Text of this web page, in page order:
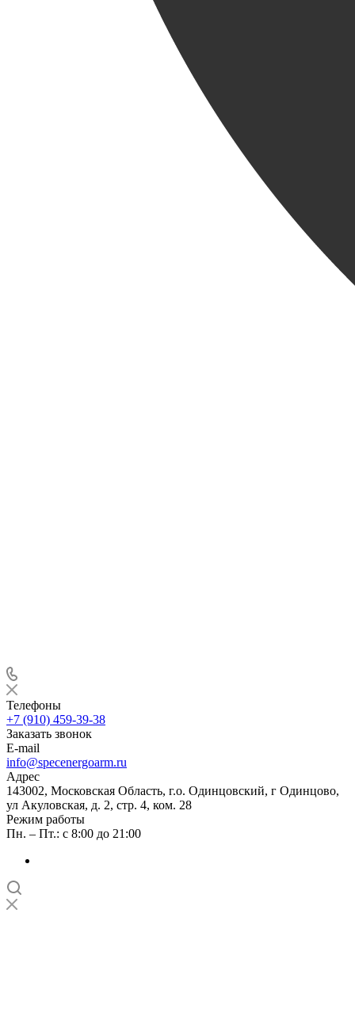
Телефоны
+7 (910) 459-39-38
Заказать звонок
E-mail
info@specenergoarm.ru
Адрес
143002, Московская Область, г.о. Одинцовский, г Одинцово,
ул Акуловская, д. 2, стр. 4, ком. 28
Режим работы
Пн. – Пт.: с 8:00 до 21:00